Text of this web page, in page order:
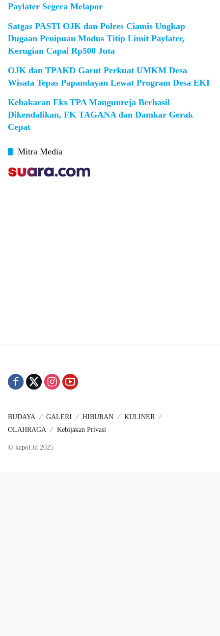
Paylater Segera Melapor
Satgas PASTI OJK dan Polres Ciamis Ungkap
Dugaan Penipuan Modus Titip Limit Paylater,
Kerugian Capai Rp500 Juta
OJK dan TPAKD Garut Perkuat UMKM Desa
Wisata Tepas Papandayan Lewat Program Desa EKI
Kebakaran Eks TPA Mangunreja Berhasil
Dikendalikan, FK TAGANA dan Damkar Gerak
Cepat
Mitra Media
BUDAYA GALERI HIBURAN
KULINER
OLAHRAGA
Kebijakan Privasi
© kapol.id 2025